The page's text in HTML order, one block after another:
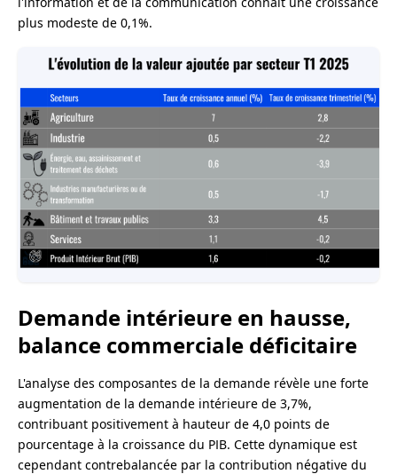
plus modeste de 0,1%.
Demande intérieure en hausse,
balance commerciale déficitaire
L'analyse des composantes de la demande révèle une forte
augmentation de la demande intérieure de 3,7%,
contribuant positivement à hauteur de 4,0 points de
pourcentage à la croissance du PIB. Cette dynamique est
cependant contrebalancée par la contribution négative du